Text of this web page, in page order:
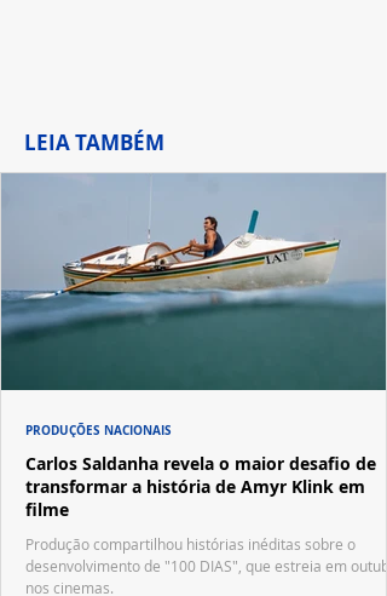
LEIA TAMBÉM
Carlos Saldanha revela o maior desafio de
transformar a história de Amyr Klink em
filme
Produção compartilhou histórias inéditas sobre o
desenvolvimento de "100 DIAS", que estreia em
nos cinemas.
PRODUÇÕES NACIONAIS